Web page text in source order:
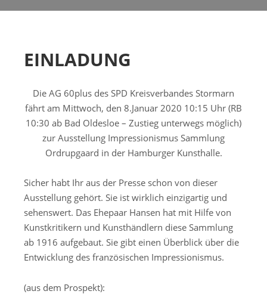
EINLADUNG
Die AG 60plus des SPD Kreisverbandes Stormarn
fährt am Mittwoch, den 8.Januar 2020 10:15 Uhr (RB
10:30 ab Bad Oldesloe – Zustieg unterwegs möglich)
zur Ausstellung Impressionismus Sammlung
Ordrupgaard in der Hamburger Kunsthalle.
Sicher habt Ihr aus der Presse schon von dieser
Ausstellung gehört. Sie ist wirklich einzigartig und
sehenswert. Das Ehepaar Hansen hat mit Hilfe von
Kunstkritikern und Kunsthändlern diese Sammlung
ab 1916 aufgebaut. Sie gibt einen Überblick über die
Entwicklung des französischen Impressionismus.
(aus dem Prospekt):